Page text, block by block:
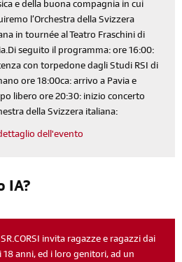
e della buona compagnia in cui
l’Orchestra della Svizzera
in tournée al Teatro Fraschini di
seguito il programma: ore 16:00:
con torpedone dagli Studi RSI di
ore 18:00ca: arrivo a Pavia e
libero ore 20:30: inizio concerto
della Svizzera italiana:
dell'evento
IA?
invita ragazze e ragazzi dai
18 anni, ed i loro genitori, ad un